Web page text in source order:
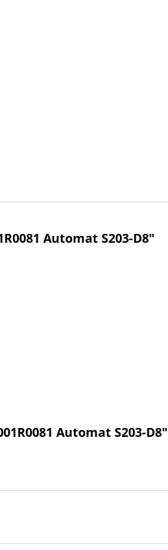
Automat S203-D8"
Automat S203-D8"